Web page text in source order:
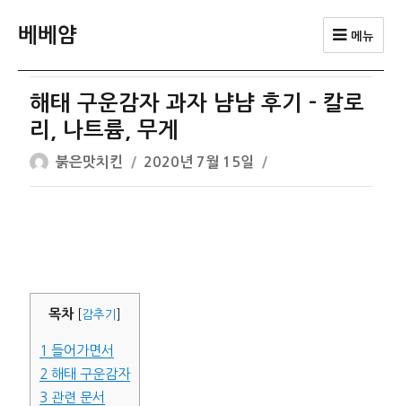
베베얌 메뉴
해태 구운감자 과자 냠냠 후기 – 칼로
리, 나트륨, 무게
글
쓴
붉은맛치킨
작
성
2020년 7월 15일
목차 감추기
1 들어가면서
2 해태 구운감자
3 관련 문서